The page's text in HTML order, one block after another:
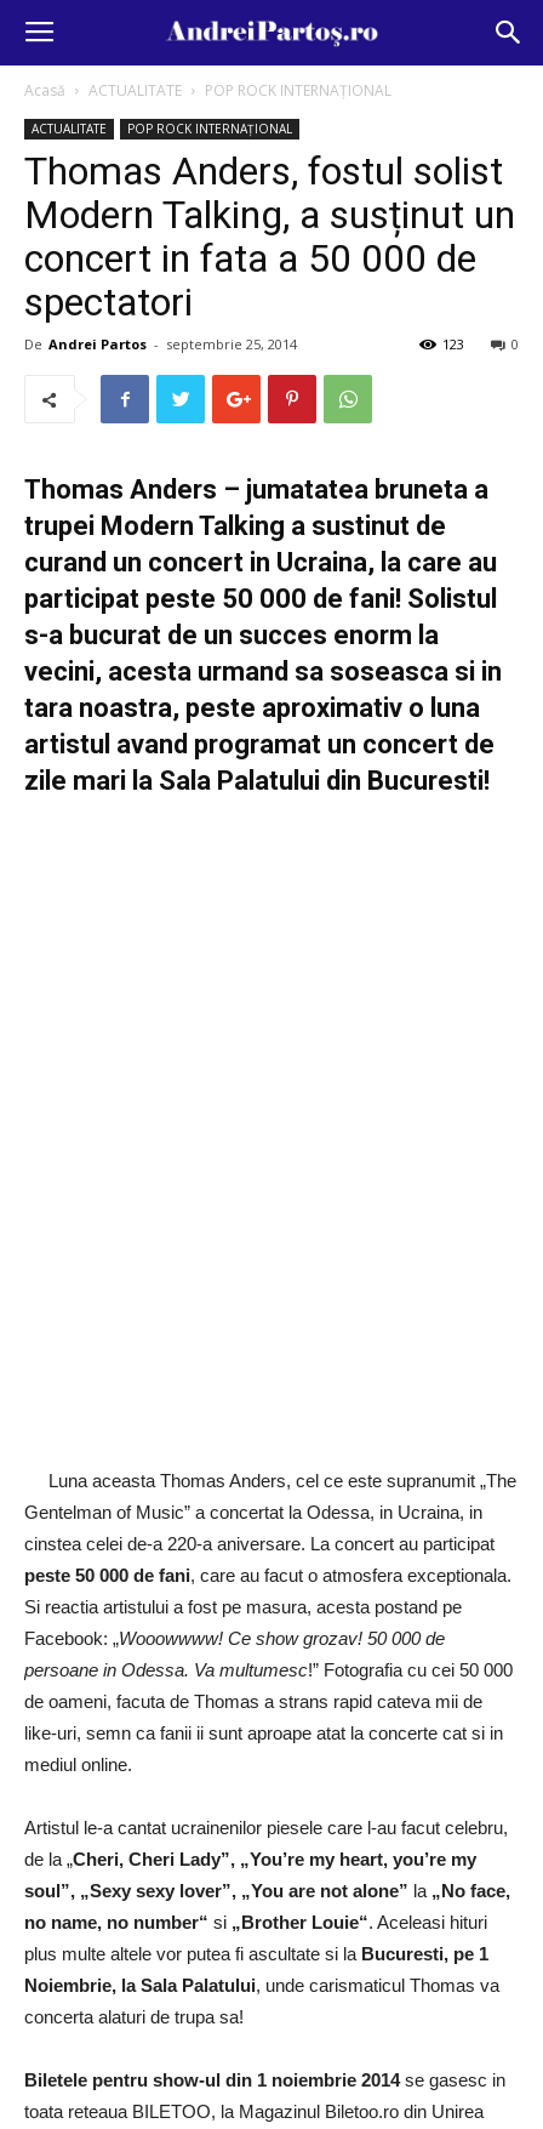
Acasă ACTUALITATE POP ROCK INTERNAȚIONAL
ACTUALITATE POP ROCK INTERNAȚIONAL
Thomas Anders, fostul solist
Modern Talking, a susținut un
concert in fata a 50 000 de
spectatori
De Andrei Partos - septembrie 25, 2014 0
123
Thomas Anders – jumatatea bruneta a
trupei Modern Talking a sustinut de
curand un concert in Ucraina, la care au
participat peste 50 000 de fani! Solistul
s-a bucurat de un succes enorm la
vecini, acesta urmand sa soseasca si in
tara noastra, peste aproximativ o luna
artistul avand programat un concert de
zile mari la Sala Palatului din Bucuresti!
Luna aceasta Thomas Anders, cel ce este supranumit „The
Gentelman of Music” a concertat la Odessa, in Ucraina, in
cinstea celei de-a 220-a aniversare. La concert au participat
peste 50 000 de fani, care au facut o atmosfera exceptionala.
Si reactia artistului a fost pe masura, acesta postand pe
Facebook: „Wooowwww! Ce show grozav! 50 000 de
persoane in Odessa. Va multumesc!” Fotografia cu cei 50 000
de oameni, facuta de Thomas a strans rapid cateva mii de
like-uri, semn ca fanii ii sunt aproape atat la concerte cat si in
mediul online.
Artistul le-a cantat ucrainenilor piesele care l-au facut celebru,
de la „Cheri, Cheri Lady”, „You’re my heart, you’re my
soul”, „Sexy sexy lover”, „You are not alone” la „No face,
no name, no number“ si „Brother Louie“. Aceleasi hituri
plus multe altele vor putea fi ascultate si la Bucuresti, pe 1
Noiembrie, la Sala Palatului, unde carismaticul Thomas va
concerta alaturi de trupa sa!
Biletele pentru show-ul din 1 noiembrie 2014se gasesc in
toata reteaua BILETOO, la Magazinul Biletoo.ro din Unirea